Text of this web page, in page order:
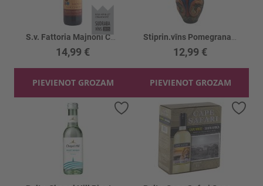
14,99 €
PIEVIENOT GROZAM
12,99 €
PIEVIENOT GROZAM
Pievienot vēlmju sarakstam